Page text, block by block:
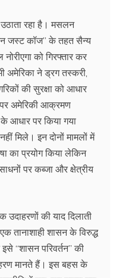
रहा है। मसलन
जस्ट कॉज” के तहत सैन्य
को गिरफ्तार कर
अमेरिका ने ड्रग तस्करी,
की सुरक्षा को आधार
अमेरिकी आक्रमण
आधार पर किया गया
मिले। इन दोनों मामलों में
का प्रयोग किया लेकिन
पर कब्जा और क्षेत्रीय
उदाहरणों की याद दिलाती
तानाशाही शासन के विरुद्ध
“शासन परिवर्तन” की
मानते हैं। इस बहस के